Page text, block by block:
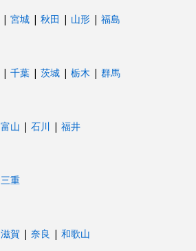
| 宮城 | 秋田 | 山形 | 福島
| 千葉 | 茨城 | 栃木 | 群馬
富山 | 石川 | 福井
三重
滋賀 | 奈良 | 和歌山